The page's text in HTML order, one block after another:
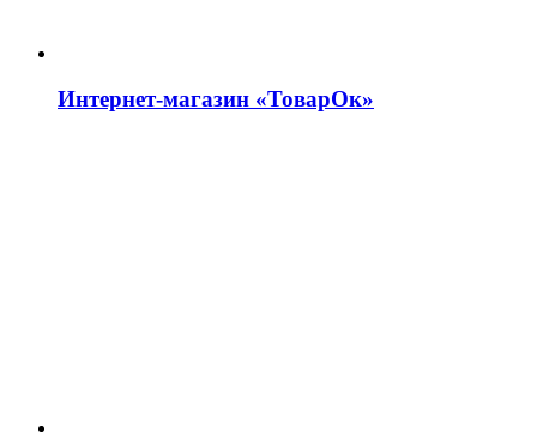
Интернет-магазин «ТоварОк»